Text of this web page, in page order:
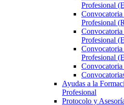
Profesional
Profesional
Profesional
Profesional
Ayudas a la
Profesional
Protocolo y